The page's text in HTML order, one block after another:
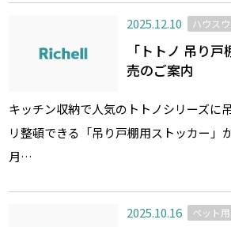
2025.12.10 ハウス
「トトノ 吊り
売のご案内
キッチン収納で人気のトトノシリーズに
リ整頓できる「吊り戸棚用ストッカー」
月…
2025.10.16 ペット